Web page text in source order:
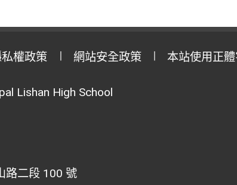
私權政策 網站安全政策 本站使用正
Lishan High School
路二段 100 號